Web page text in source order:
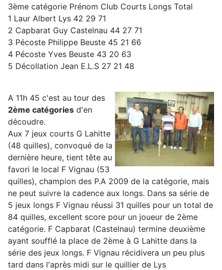
3ème catégorie Prénom Club Courts Longs Total
1 Laur Albert Lys 42 29 71
2 Capbarat Guy Castelnau 44 27 71
3 Pécoste Philippe Beuste 45 21 66
4 Pécoste Yves Beuste 43 20 63
5 Décollation Jean E.L.S 27 21 48
A 11h 45 c'est au tour des
2ème catégories d'en
découdre.
Aux 7 jeux courts G Lahitte
(48 quilles), convoqué de la
dernière heure, tient tête au
favori le local F Vignau (53
quilles), champion des P.A 2009 de la catégorie, mais
ne peut suivre la cadence aux longs. Dans sa série de
5 jeux longs F Vignau réussi 31 quilles pour un total de
84 quilles, excellent score pour un joueur de 2ème
catégorie. F Capbarat (Castelnau) termine deuxième
ayant soufflé la place de 2ème à G Lahitte dans la
série des jeux longs. F Vignau récidivera un peu plus
tard dans l'après midi sur le quillier de Lys